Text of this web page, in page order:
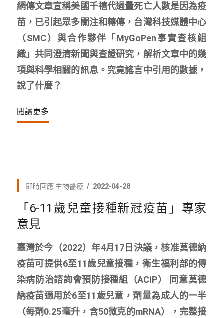
網傳文章宣稱美國千禧代過量死亡人數是因為疫
苗，已引起眾多關注和轉傳，台灣科技媒體中心
（SMC）與合作夥伴「MyGoPen事實查核組
織」共同澄清新聞與查證研究，解析文章中的幾
項與科學相關的訊息。究竟謠言中引用的數據，
說了什麼？
閱讀更多
即時回應 生物醫療 2022-04-28
「6-11歲兒童接種新冠疫苗」專家
意見
臺灣於今（2022）年4月17日決議，核准莫德納
疫苗可提供6至11歲兒童接種，衛生福利部的傳
染病防治諮詢會預防接種組（ACIP） 同意莫德
納疫苗適用於6至11歲兒童，劑量為成人的一半
（每劑0.25毫升，含50微克的mRNA），完整接